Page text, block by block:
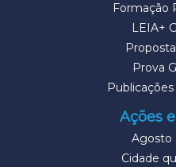
Formação
LEIA+
Prova
Ações
Agosto
Cidade